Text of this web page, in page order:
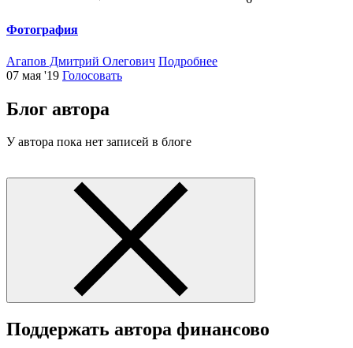
Фотография
Агапов Дмитрий Олегович Подробнее
07 мая '19 Голосовать
Блог автора
У автора пока нет записей в блоге
Поддержать автора финансово